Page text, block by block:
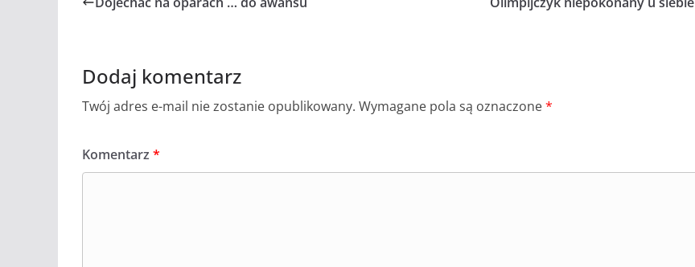
Dodaj komentarz
Twój adres e-mail nie zostanie opublikowany. Wymagane pola są oznaczone*
Komentarz *